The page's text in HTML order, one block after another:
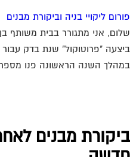
ליקויי בניה וביקורת מבנים
אני מתגורר בבית משותף
"פרוטוקול" שנת בדק
השנה הראשונה פנו
מבנים